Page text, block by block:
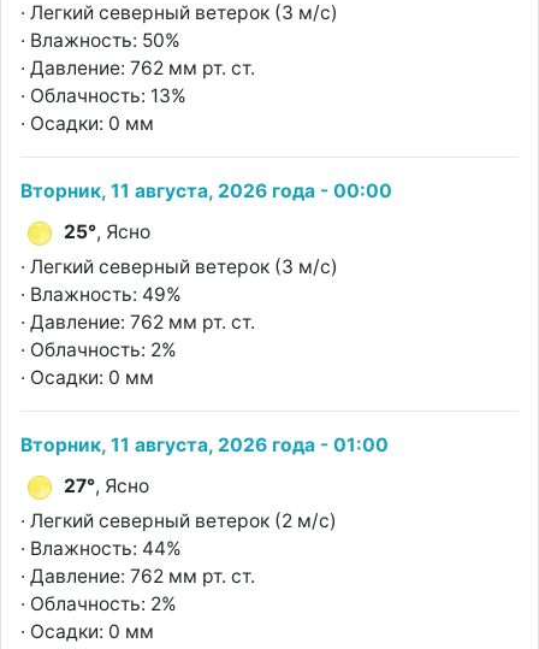
· Легкий северный ветерок (3 м/с)
· Влажность: 50%
· Давление: 762 мм рт. ст.
· Облачность: 13%
· Осадки: 0 мм
Вторник, 11 августа, 2026 года - 00:00
25°, Ясно
· Легкий северный ветерок (3 м/с)
· Влажность: 49%
· Давление: 762 мм рт. ст.
· Облачность: 2%
· Осадки: 0 мм
Вторник, 11 августа, 2026 года - 01:00
27°, Ясно
· Легкий северный ветерок (2 м/с)
· Влажность: 44%
· Давление: 762 мм рт. ст.
· Облачность: 2%
· Осадки: 0 мм